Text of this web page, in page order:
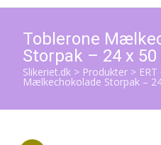
Toblerone
Storpak – 24 x 50
Slikeriet.dk > Produkter >
Mælkechokolade Storpak –